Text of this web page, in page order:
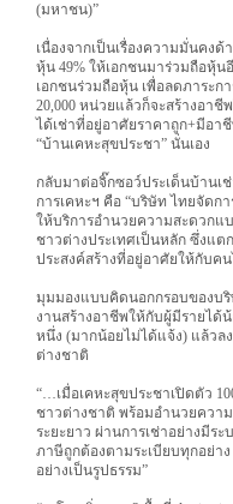
(มหาชน)”
เนื่องจากเป็นเรื่องความมั่นคง
หุ้น 49% ให้เอกชนมาร่วมถือหุ้น
เอกชนร่วมถือหุ้น เพื่อลดภาระ
20,000 หน่วยแล้วก็จะสร้างอาชี
ได้เช่าที่อยู่อาศัยราคาถูก+มีอา
“บ้านเคหะสุขประชา” นั่นเอง
กลับมาต่อจิ๊กซอว์ประเด็นบ้านเ
การเคหะฯ คือ “บริษัท ไทยจัดก
ให้บริการอำนวยความสะดวกแบ
ชาวต่างประเทศเป็นหลัก ซึ่งแต
ประสงค์สร้างที่อยู่อาศัยให้กับค
มุมมองแบบคิดนอกกรอบของบริ
งานสร้างอาชีพให้กับผู้มีรายได้
หนึ่ง (มากน้อยไม่ได้แจ้ง) แล้วล
ต่างชาติ
“…เมื่อเคหะสุขประชาเปิดตัว
ชาวต่างชาติ พร้อมอำนวยความ
ระยะยาว ผ่านการเช่าอย่างมีระ
ภาษีถูกต้องตามระเบียบทุกอย่า
อย่างเป็นรูปธรรม”